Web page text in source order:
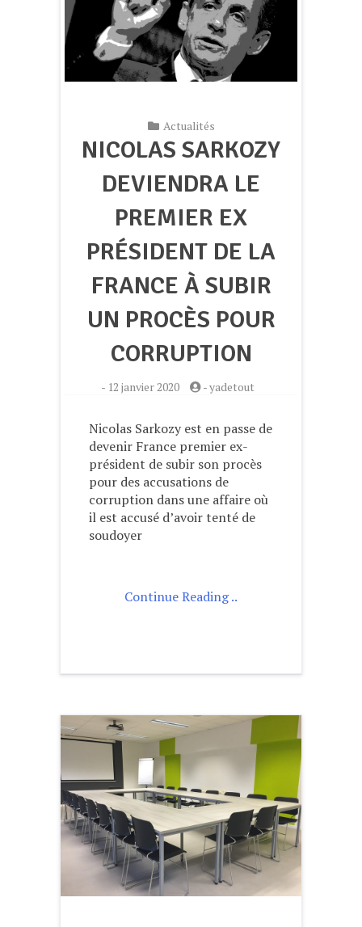
Actualités
NICOLAS SARKOZY
DEVIENDRA LE
PREMIER EX
PRÉSIDENT DE LA
FRANCE À SUBIR
UN PROCÈS POUR
CORRUPTION
- 12 janvier 2020 -yadetout
Nicolas Sarkozy est en passe de
devenir France premier ex-
président de subir son procès
pour des accusations de
corruption dans une affaire où
il est accusé d’avoir tenté de
soudoyer
Continue Reading ..